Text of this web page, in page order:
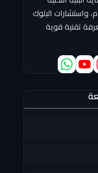
واستشارات البلوك
تقنية قوية